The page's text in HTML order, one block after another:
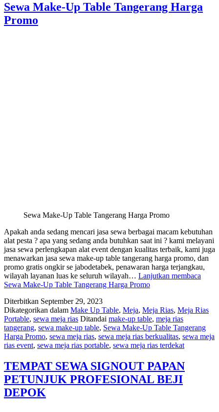
Sewa Make-Up Table Tangerang Harga
Promo
Sewa Make-Up Table Tangerang Harga Promo
Apakah anda sedang mencari jasa sewa berbagai macam kebutuhan
alat pesta ? apa yang sedang anda butuhkan saat ini ? kami melayani
jasa sewa perlengkapan alat event dengan kualitas terbaik, kami juga
menawarkan jasa sewa make-up table tangerang harga promo, dan
promo gratis ongkir se jabodetabek, penawaran harga terjangkau,
wilayah layanan luas ke seluruh wilayah… Lanjutkan membaca
Sewa Make-Up Table Tangerang Harga Promo
Diterbitkan September 29, 2023
Dikategorikan dalam Make Up Table, Meja, Meja Rias, Meja Rias
Portable, sewa meja rias Ditandai make-up table, meja rias
tangerang, sewa make-up table, Sewa Make-Up Table Tangerang
Harga Promo, sewa meja rias, sewa meja rias berkualitas, sewa meja
rias event, sewa meja rias portable, sewa meja rias terdekat
TEMPAT SEWA SIGNOUT PAPAN
PETUNJUK PROFESIONAL BEJI
DEPOK